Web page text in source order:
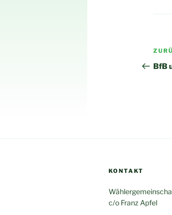
BfB
KONTAKT
c/o Franz Apfel